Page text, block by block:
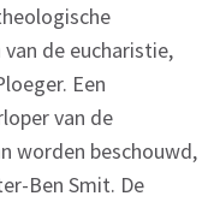
de eucharistie,
Een
van de
worden beschouwd,
Ben Smit. De